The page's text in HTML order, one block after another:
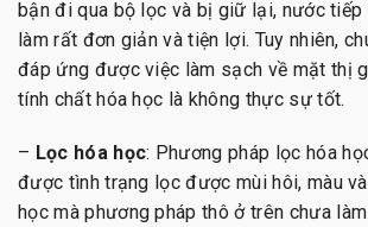
bận đi qua bộ lọc và bị giữ lại, nước tiếp
làm rất đơn giản và tiện lợi. Tuy nhiên,
đáp ứng được việc làm sạch về mặt thị
tính chất hóa học là không thực sự tốt.
– Lọc hóa học: Phương pháp lọc hóa
được tình trạng lọc được mùi hôi, màu
học mà phương pháp thô ở trên chưa